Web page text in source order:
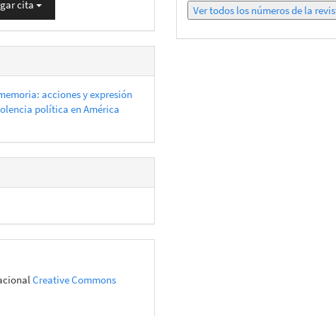
cita
acciones y expresión
política en América
Creative Commons
Ver
todos